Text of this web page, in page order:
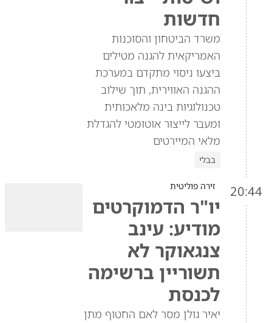
חדשות
משרד הביטחון והסוכנות
האמריקאית להגנה מטילים
ביצעו ניסוי מתקדם במערכת
ההגנה האווירית, תוך שילוב
טכנולוגיות בינה מלאכותית
ומעבר לייצור אוטומטי להגדלת
מלאי המיירטים
בבלי
20:44 זירה פוליטית
יו"ר הדמוקרטים
מודיע: עינב
צנגאוקר לא
תשוריין ברשימה
לכנסת
יאיר גולן מסר לאם החטוף מתן